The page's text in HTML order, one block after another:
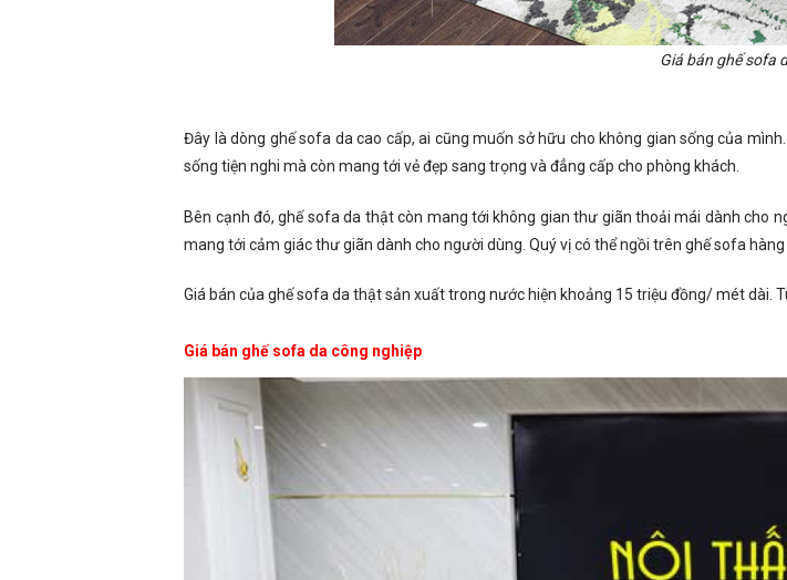
Giá bán ghế sofa
Đây là dòng ghế sofa da cao cấp, ai cũng muốn sở hữu cho không gian sống của
sống tiện nghi mà còn mang tới vẻ đẹp sang trọng và đẳng cấp cho phòng khách.
Bên cạnh đó, ghế sofa da thật còn mang tới không gian thư giãn thoải mái dành cho
mang tới cảm giác thư giãn dành cho người dùng. Quý vị có thể ngồi trên ghế sofa
Giá bán của ghế sofa da thật sản xuất trong nước hiện khoảng 15 triệu đồng/ mét dài.
Giá bán ghế sofa da công nghiệp